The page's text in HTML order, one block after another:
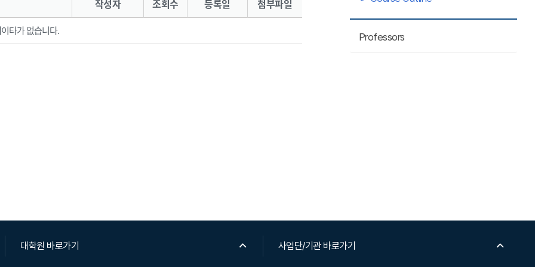
Professors
작성자 조회수 등록일 첨부파일
타가 없습니다.
대학원 바로가기 사업단/기관 바로가기